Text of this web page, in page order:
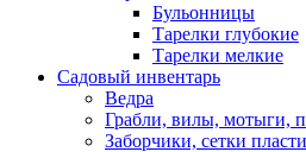
Бульонницы
Тарелки глубокие
Тарелки мелкие
Садовый инвентарь
Ведра
Грабли, вилы, мотыги,
Заборчики, сетки